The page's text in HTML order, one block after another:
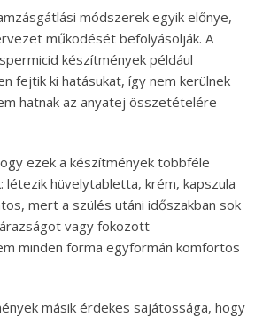
módszerek egyik előnye,
működését befolyásolják. A
készítmények például
fejtik ki hatásukat, így nem kerülnek
hatnak az anyatej összetételére
ezek a készítmények többféle
létezik hüvelytabletta, krém, kapszula
mert a szülés utáni időszakban sok
vagy fokozott
minden forma egyformán komfortos
másik érdekes sajátossága, hogy